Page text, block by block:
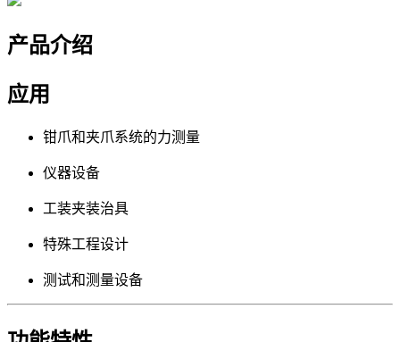
产品介绍
应用
钳爪和夹爪系统的力测量
仪器设备
工装夹装治具
特殊工程设计
测试和测量设备